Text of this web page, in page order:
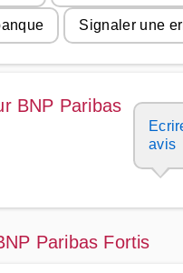
Signaler une
BNP Paribas
avis
Paribas Fortis